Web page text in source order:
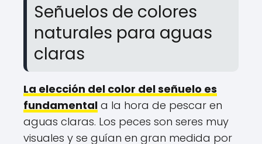
Señuelos de colores
naturales para aguas
claras
La elección del color del señuelo es
fundamental a la hora de pescar en
aguas claras. Los peces son seres muy
visuales y se guían en gran medida por